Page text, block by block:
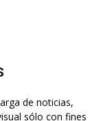
de noticias,
sólo con fines